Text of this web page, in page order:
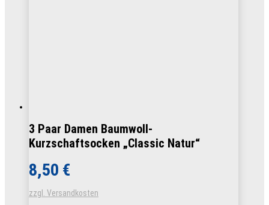
3 Paar Damen Baumwoll-
Kurzschaftsocken „Classic Natur“
8,50 €
zzgl. Versandkosten